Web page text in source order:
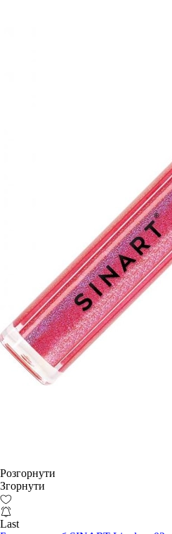
Розгорнути
Згорнути
Last